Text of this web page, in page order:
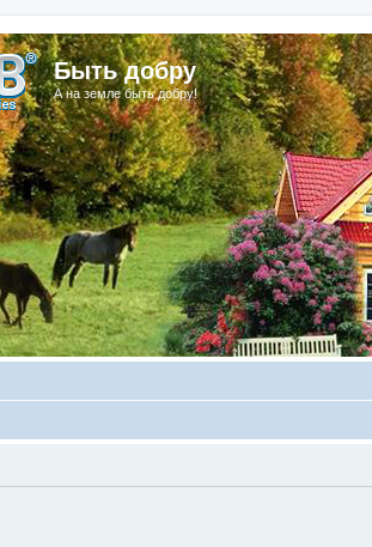
Быть добру
А на земле быть добру!